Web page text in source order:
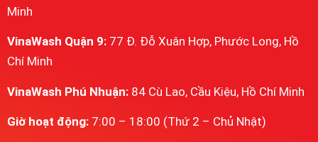
Minh
VinaWash Quận 9: 77 Đ. Đỗ Xuân Hợp, Phước Long, Hồ
Chí Minh
VinaWash Phú Nhuận: 84 Cù Lao, Cầu Kiệu, Hồ Chí Minh
Giờ hoạt động: 7:00 – 18:00 (Thứ 2 – Chủ Nhật)